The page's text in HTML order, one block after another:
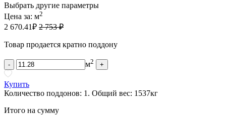
Выбрать другие параметры
Цена за: м2
2 670.41₽ 2 753 ₽
Товар продается кратно поддону
- м2 +
Купить
Количество поддонов: 1 . Общий вес: 1537кг
Итого на сумму